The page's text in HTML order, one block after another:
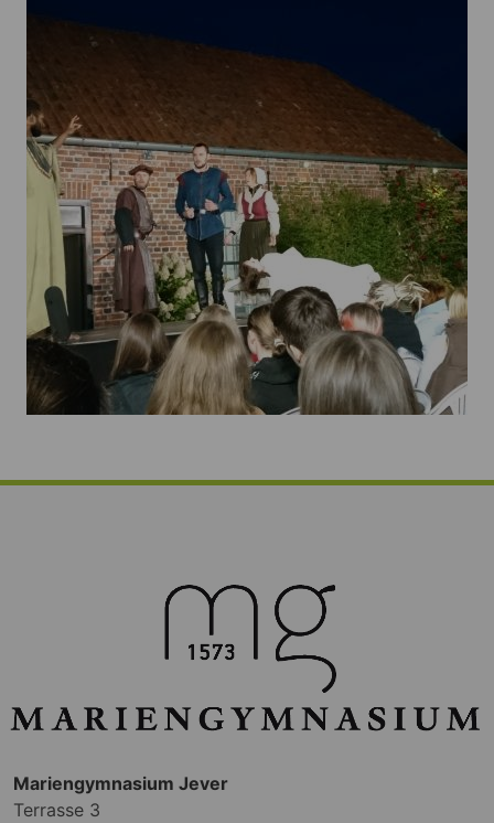
Mariengymnasium Jever
Terrasse 3